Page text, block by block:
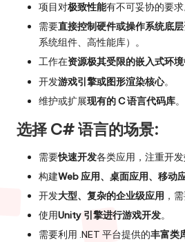
项目对极致性能有不可妥协的要求
需要直接控制硬件或操作系统底
系统组件、高性能库）。
工作在资源极其受限的嵌入式环境
开发游戏引擎或图形渲染核心。
维护或扩展现有的 C 语言代码库。
选择 C# 语言的场景:
需要快速开发各类应用，注重开发
构建Web 应用、桌面应用、移动
开发大型、复杂的企业级应用 ，
使用Unity 引擎进行游戏开发。
需要利用 .NET 平台提供的丰富类